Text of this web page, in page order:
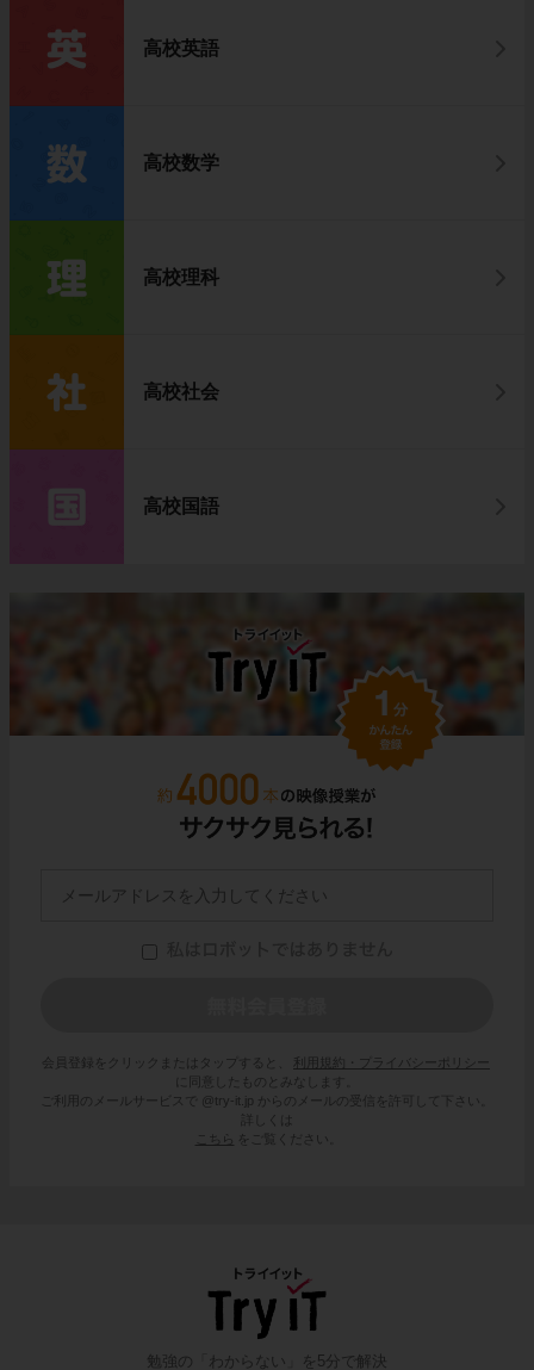
高校英語
高校数学
高校理科
高校社会
高校国語
会員登録をクリックまたはタップすると、
利用規約・プライバシーポリシー
に同意したものとみなします。
ご利用のメールサービスで @try-it.jp からのメールの受信を許可して下さい。
詳しくは
こちら
をご覧ください。
勉強の「わからない」を5分で解決